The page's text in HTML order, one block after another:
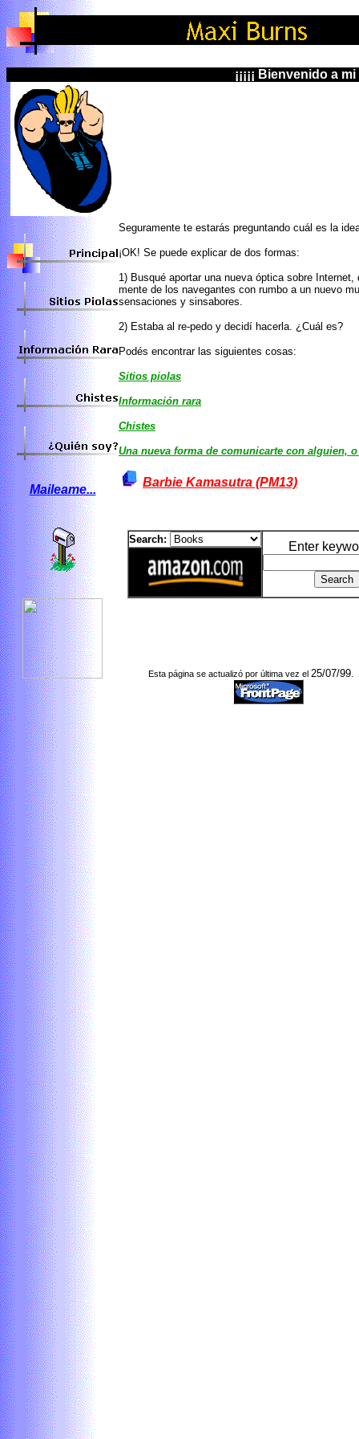
¡¡¡¡¡ Bienvenido a
Maileame...
Seguramente te estarás preguntando cuál es la
¡OK! Se puede explicar de dos formas:
1) Busqué aportar una nueva óptica sobre Internet,
mente de los navegantes con rumbo a un nuevo
sensaciones y sinsabores.
2) Estaba al re-pedo y decidí hacerla. ¿Cuál es?
Podés encontrar las siguientes cosas:
Sitios piolas
Información rara
Chistes
Una nueva forma de comunicarte con alguien, o
Barbie Kamasutra (PM13)
Search:
Enter
Esta página se actualizó por última vez el 25/07/99